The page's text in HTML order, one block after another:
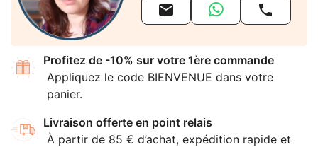
 
Profitez de -10% sur votre 1ère commande
Appliquez le code BIENVENUE dans votre
panier.
Livraison offerte en point relais
À partir de 85 € d’achat, expédition rapide et